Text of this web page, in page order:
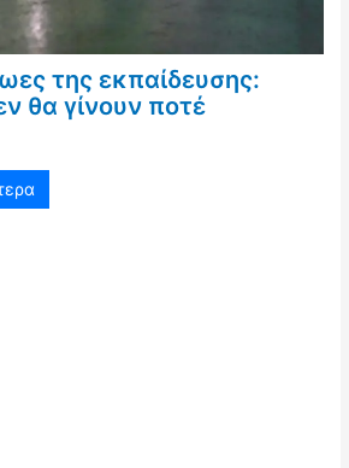
της εκπαίδευσης:
θα γίνουν ποτέ